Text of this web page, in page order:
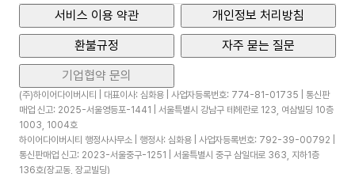
서비스 이용 약관
개인정보 처리방침
환불규정
자주 묻는 질문
기업협약 문의
(주)하이어다이버시티 | 대표이사: 심화용 | 사업자등록번호: 774-81-01735 | 통신판
매업 신고: 2025-서울영등포-1441 | 서울특별시 강남구 테헤란로 123, 여삼빌딩 10층
1003, 1004호
하이어다이버시티 행정사사무소 | 행정사: 심화용 | 사업자등록번호: 792-39-00792 |
통신판매업 신고: 2023-서울중구-1251 | 서울특별시 중구 삼일대로 363, 지하1층
136호(장교동, 장교빌딩)